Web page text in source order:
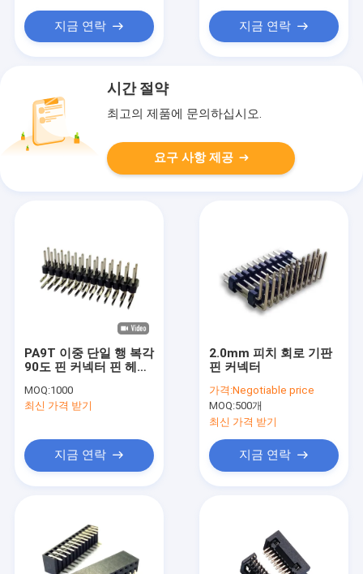
지금 연락 지금 연락
시간 절약
최고의 제품에 문의하십시오.
요구 사항 제공
PA9T 이중 단일 행 복각
90도 핀 커넥터 핀 헤더
MOQ:1000
최신 가격 받기
지금 연락
2.0mm 피치 회로 기판
핀 커넥터
가격:Negotiable price
MOQ:500개
최신 가격 받기
지금 연락